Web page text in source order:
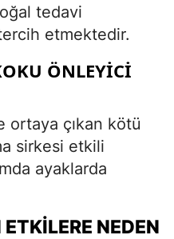
tedavi
etmektedir.
ÖNLEYICI
ortaya çıkan kötü
sirkesi etkili
ayaklarda
NEDEN